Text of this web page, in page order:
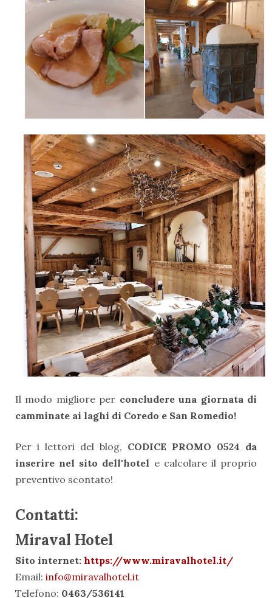
Il modo migliore per concludere una giornata di
camminate ai laghi di Coredo e San Romedio!
Per i lettori del blog, CODICE PROMO 0524 da
inserire nel sito dell'hotel e calcolare il proprio
preventivo scontato!
Contatti:
Miraval Hotel
Sito internet: https://www.miravalhotel.it/
Email: info@miravalhotel.it
Telefono: 0463/536141